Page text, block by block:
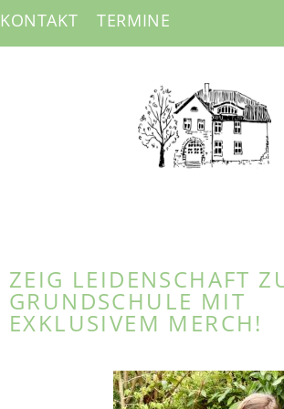
KONTAKT TERMINE
ZEIG LEIDENSCHAFT ZUR
GRUNDSCHULE MIT
EXKLUSIVEM MERCH!